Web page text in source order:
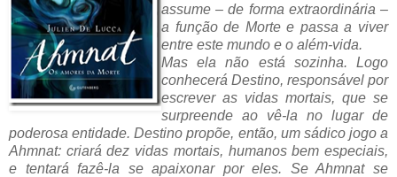
assume – de forma extraordinária –
a função de Morte e passa a viver
entre este mundo e o além-vida.
Mas ela não está sozinha. Logo
conhecerá Destino, responsável por
escrever as vidas mortais, que se
surpreende ao vê-la no lugar de
poderosa entidade. Destino propõe, então, um sádico jogo a
Ahmnat: criará dez vidas mortais, humanos bem especiais,
e tentará fazê-la se apaixonar por eles. Se Ahmnat se